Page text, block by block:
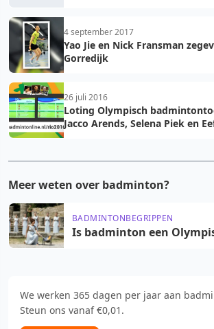
4 september 2017
Yao Jie en Nick Fransman
Gorredijk
26 juli 2016
Loting Olympisch
Jacco Arends, Selena Piek en
Meer weten over badminton?
BADMINTONBEGRIPPEN
Is badminton een
We werken 365 dagen per jaar aan
Steun ons vanaf €0,01.